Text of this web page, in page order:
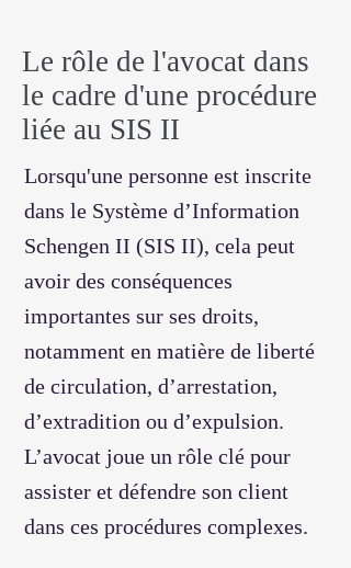
Le rôle de l'avocat dans
le cadre d'une procédure
liée au SIS II
Lorsqu'une personne est inscrite
dans le Système d’Information
Schengen II (SIS II), cela peut
avoir des conséquences
importantes sur ses droits,
notamment en matière de liberté
de circulation, d’arrestation,
d’extradition ou d’expulsion.
L’avocat joue un rôle clé pour
assister et défendre son client
dans ces procédures complexes.